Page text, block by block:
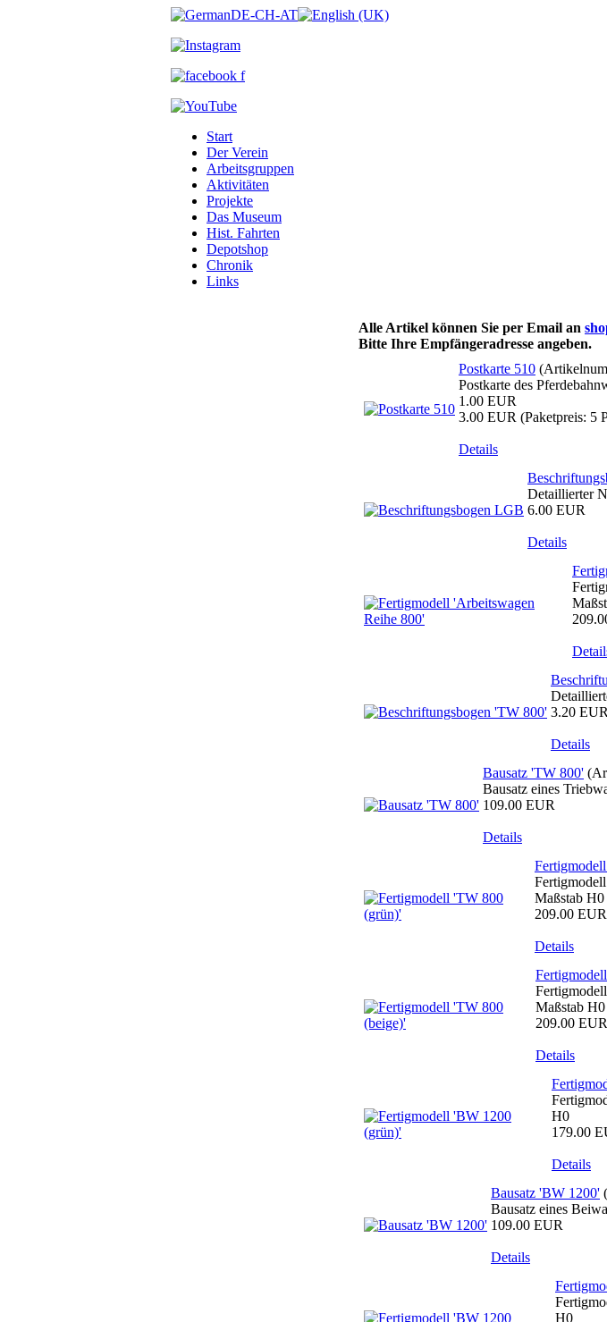
Start
Der Verein
Arbeitsgruppen
Aktivitäten
Projekte
Das Museum
Hist. Fahrten
Depotshop
Chronik
Links
Alle Artikel können Sie per Email an
Bitte Ihre Empfängeradresse angeben.
Postkarte 510
Postkarte des
1.00 EUR
3.00 EUR (Paketpreis: 5
Details
Detaillierter
6.00 EUR
Details
3.20 EUR
Details
Bausatz 'TW 800'
Bausatz eines
109.00 EUR
Details
Maßstab H0
209.00 EUR
Details
Maßstab H0
209.00 EUR
Details
H0
179.00
Details
Bausatz 'BW 1200'
Bausatz eines
109.00 EUR
Details
H0